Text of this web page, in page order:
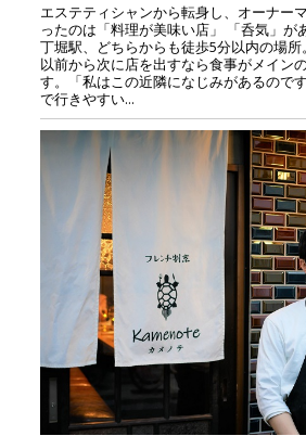
エステティシャンから転身し、オーナー
ったのは「料理が美味い店」 「呑気」が
丁堀駅、どちらからも徒歩5分以内の場
以前から次に店を出すなら食事がメイン
す。「私はこの近隣になじみがあるので
で行きやすい...